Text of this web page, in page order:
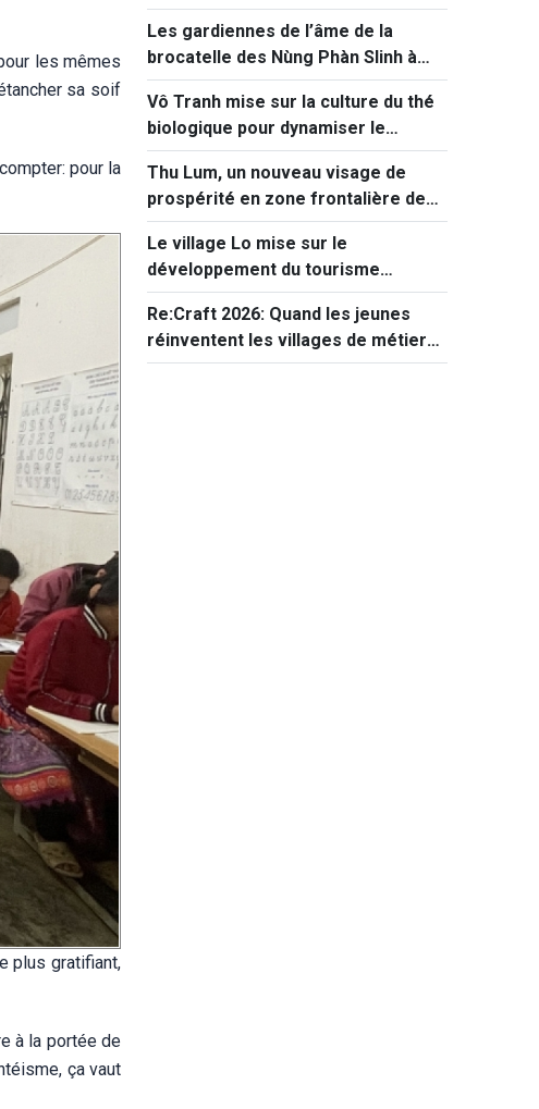
les mêmes
sa soif
pour la
plus gratifiant,
à la portée de
ça vaut
Les gardiennes de l’âme de la
brocatelle des Nùng Phàn Slinh à
Lang Son
Vô Tranh mise sur la culture du thé
biologique pour dynamiser le
tourisme local
Thu Lum, un nouveau visage de
prospérité en zone frontalière de
Lai Châu
Le village Lo mise sur le
développement du tourisme
communautaire
Re:Craft 2026: Quand les jeunes
réinventent les villages de métiers
traditionnels